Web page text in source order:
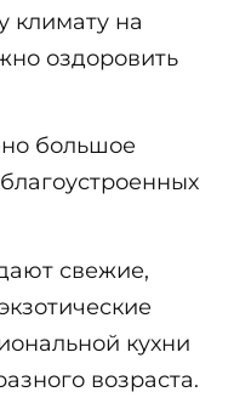
климату на
оздоровить
большое
свежие,
кухни
возраста.